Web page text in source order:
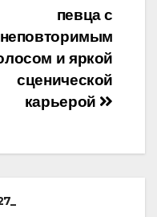
певца с
неповторимым
и яркой
сценической
карьерой